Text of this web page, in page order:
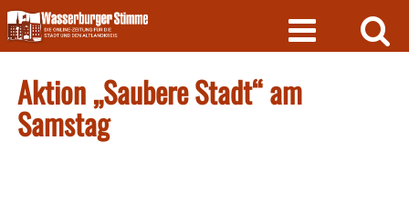
Skip
to
content
Aktion „Saubere Stadt“ am
Samstag